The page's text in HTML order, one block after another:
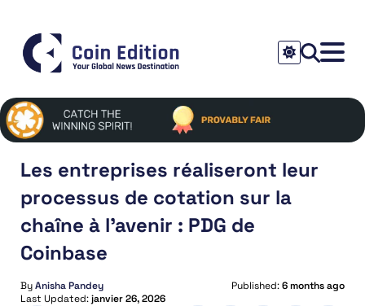
Les entreprises réaliseront leur
processus de cotation sur la
chaîne à l’avenir : PDG de
Coinbase
ByAnisha Pandey Published:6 months ago
Last Updated:janvier 26, 2026